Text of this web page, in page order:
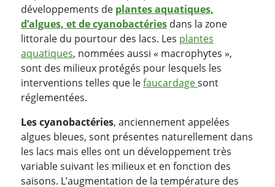
développements de plantes aquatiques,
d’algues, et de cyanobactéries dans la zone
littorale du pourtour des lacs. Les plantes
aquatiques, nommées aussi « macrophytes »,
sont des milieux protégés pour lesquels les
interventions telles que lefaucardagesont
réglementées.
Les cyanobactéries, anciennement appelées
algues bleues, sont présentes naturellement dans
les lacs mais elles ont un développement très
variable suivant les milieux et en fonction des
saisons. L’augmentation de la température des